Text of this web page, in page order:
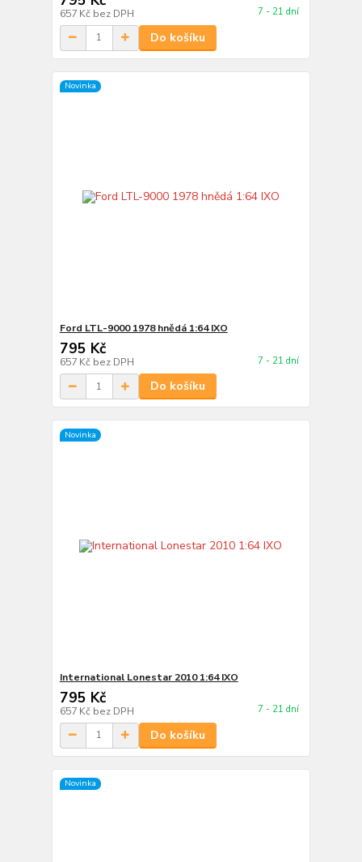
657 Kč bez DPH 7 - 21 dní
Do košíku
Novinka
Ford LTL-9000 1978 hnědá 1:64 IXO
795 Kč
657 Kč bez DPH 7 - 21 dní
Do košíku
Novinka
International Lonestar 2010 1:64 IXO
795 Kč
657 Kč bez DPH 7 - 21 dní
Do košíku
Novinka